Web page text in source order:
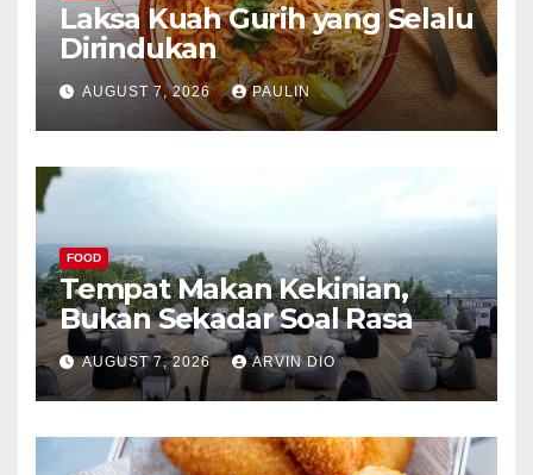
Laksa Kuah Gurih yang Selalu
Dirindukan
AUGUST 7, 2026 PAULIN
FOOD
Tempat Makan Kekinian,
Bukan Sekadar Soal Rasa
AUGUST 7, 2026 ARVIN DIO